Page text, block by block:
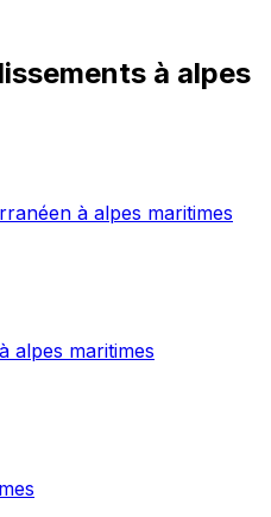
à alpes
à alpes maritimes
à alpes maritimes